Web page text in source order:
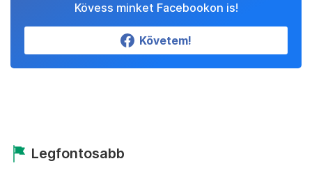
Kövess minket Facebookon is!
Követem!
Legfontosabb